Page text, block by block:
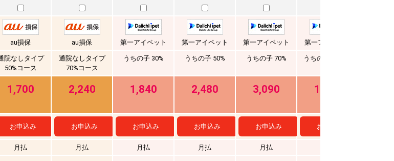
au損保 au損保 第一アイペット 第一アイペット 第一アイペット 第一アイペット
院なしタイプ
50%コース
通院なしタイプ
70%コース
うちの子 30% うちの子 50% うちの子 70% うちの子 ライト
1,700 2,240 1,840 2,480 3,090 1,310
お申込み お申込み お申込み お申込み お申込み お申込み
月払 月払 月払 月払 月払